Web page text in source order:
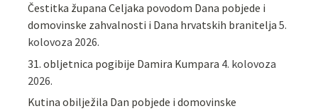
Čestitka župana Celjaka povodom Dana pobjede i
domovinske zahvalnosti i Dana hrvatskih branitelja 5.
kolovoza 2026.
31. obljetnica pogibije Damira Kumpara 4. kolovoza
2026.
Kutina obilježila Dan pobjede i domovinske